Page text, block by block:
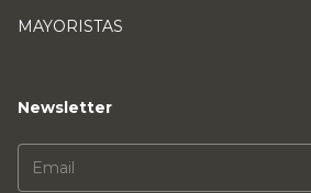
MAYORISTAS
Newsletter